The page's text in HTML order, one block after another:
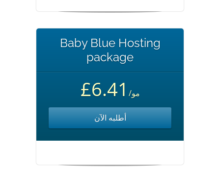
Baby Blue Hosting
package
£6.41 /مو
أطلبه الآن